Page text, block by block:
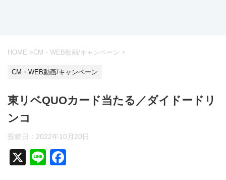
HOME >CM・WEB動画/キャンペーン >
CM・WEB動画/キャンペーン
東リベQUOカード当たる／ダイドードリ
ンコ
投稿日： 2022年10月20日
X
Li